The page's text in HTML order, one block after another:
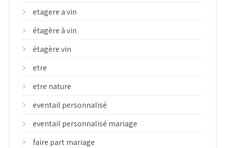
etagere a vin
étagère à vin
étagère vin
etre
etre nature
eventail personnalisé
eventail personnalisé mariage
faire part mariage